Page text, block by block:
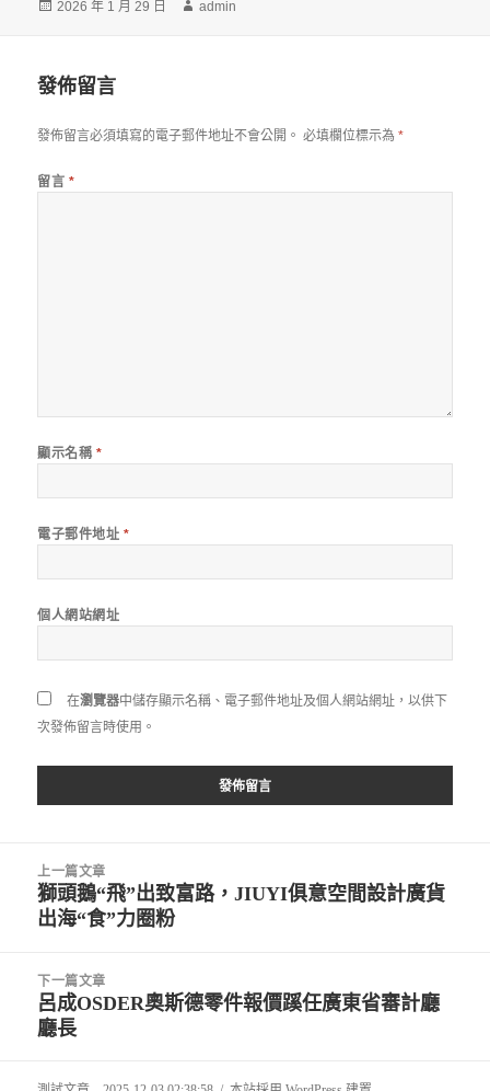
發
2026 年 1 月 29 日
作
admin
發佈留言
發佈留言必須填寫的電子郵件地址不會公開。 必填欄位標示為*
留言 *
顯示名稱 *
電子郵件地址 *
個人網站網址
在瀏覽器中儲存顯示名稱、電子郵件地址及個人網站網址，以供下
次發佈留言時使用。
上一篇文章
上
一
文
章:
獅頭鵝“飛”出致富路，JIUYI俱意空間設計廣貨
出海“食”力圈粉
下一篇文章
下
一
文
呂成OSDER奧斯德零件報價蹊任廣東省審計廳
廳長